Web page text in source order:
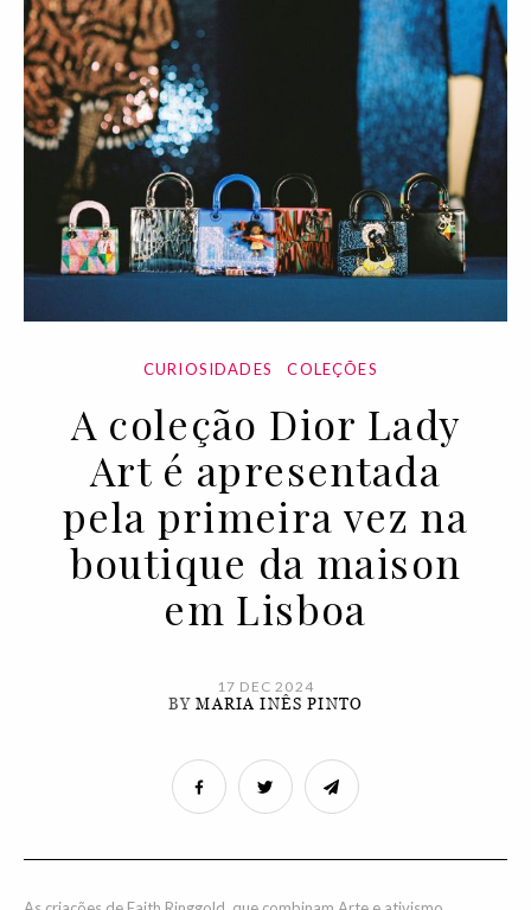
CURIOSIDADES COLEÇÕES
A coleção Dior Lady
Art é apresentada
pela primeira vez na
boutique da maison
em Lisboa
17 DEC 2024
BYMARIA INÊS PINTO